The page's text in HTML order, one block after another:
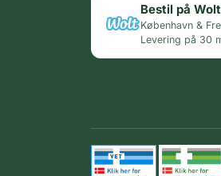
Bestil på Wolt
København &
Levering på 30